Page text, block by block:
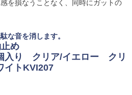
を損なうことなく、同時にガットの
な音を消します。
め
入り クリア/イエロー クリ
トKVI207